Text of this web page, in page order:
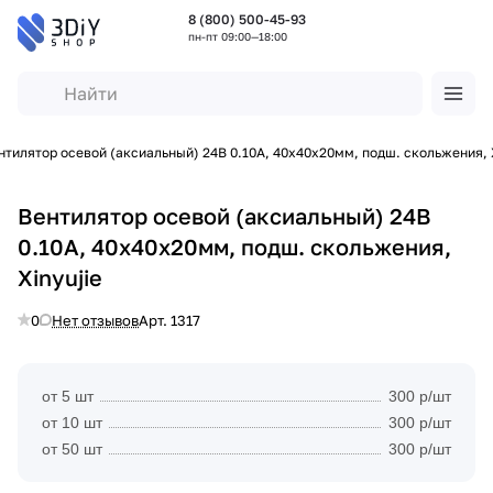
8 (800) 500-45-93
пн-пт 09:00—18:00
осевой (аксиальный) 24В 0.10А, 40х40х20мм, подш. скольжения,
Вентилятор осевой (аксиальный) 24В
0.10А, 40х40х20мм, подш. скольжения,
Xinyujie
0 Нет отзывовАрт. 1317
от 5 шт
300 р/шт
от 10 шт
300 р/шт
от 50 шт
300 р/шт